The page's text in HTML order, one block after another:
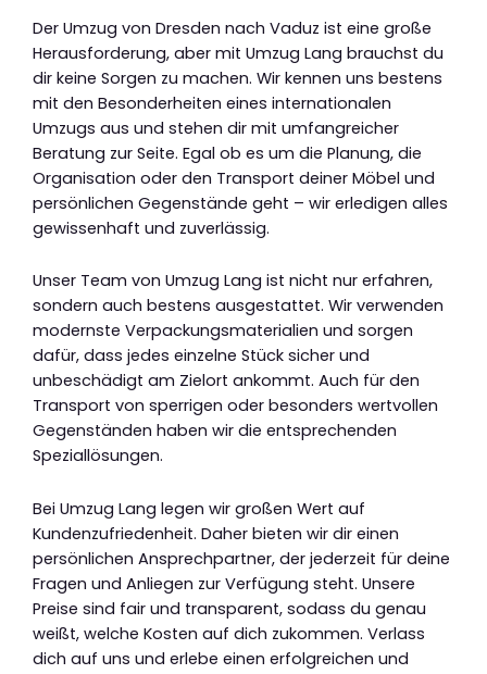
Der Umzug von Dresden nach Vaduz ist eine große
Herausforderung, aber mit Umzug Lang brauchst du
dir keine Sorgen zu machen. Wir kennen uns bestens
mit den Besonderheiten eines internationalen
Umzugs aus und stehen dir mit umfangreicher
Beratung zur Seite. Egal ob es um die Planung, die
Organisation oder den Transport deiner Möbel und
persönlichen Gegenstände geht – wir erledigen alles
gewissenhaft und zuverlässig.
Unser Team von Umzug Lang ist nicht nur erfahren,
sondern auch bestens ausgestattet. Wir verwenden
modernste Verpackungsmaterialien und sorgen
dafür, dass jedes einzelne Stück sicher und
unbeschädigt am Zielort ankommt. Auch für den
Transport von sperrigen oder besonders wertvollen
Gegenständen haben wir die entsprechenden
Speziallösungen.
Bei Umzug Lang legen wir großen Wert auf
Kundenzufriedenheit. Daher bieten wir dir einen
persönlichen Ansprechpartner, der jederzeit für deine
Fragen und Anliegen zur Verfügung steht. Unsere
Preise sind fair und transparent, sodass du genau
weißt, welche Kosten auf dich zukommen. Verlass
dich auf uns und erlebe einen erfolgreichen und